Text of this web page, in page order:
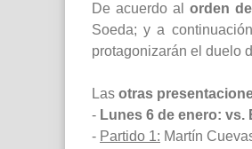
De acuerdo al orden
Soeda; y a
protagonizarán el duelo
Las otras
- Lunes 6 de enero: vs.
- Partido 1: Martín